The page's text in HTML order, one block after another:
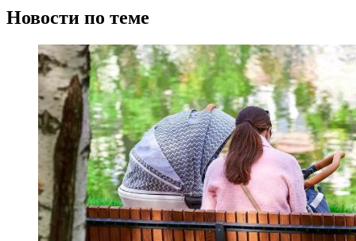
Новости по теме